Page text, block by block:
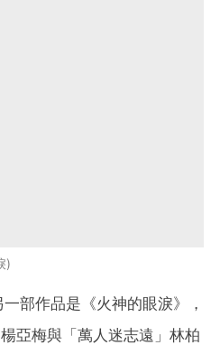
部作品是《火神的眼淚》，
亞梅與「萬人迷志遠」林柏